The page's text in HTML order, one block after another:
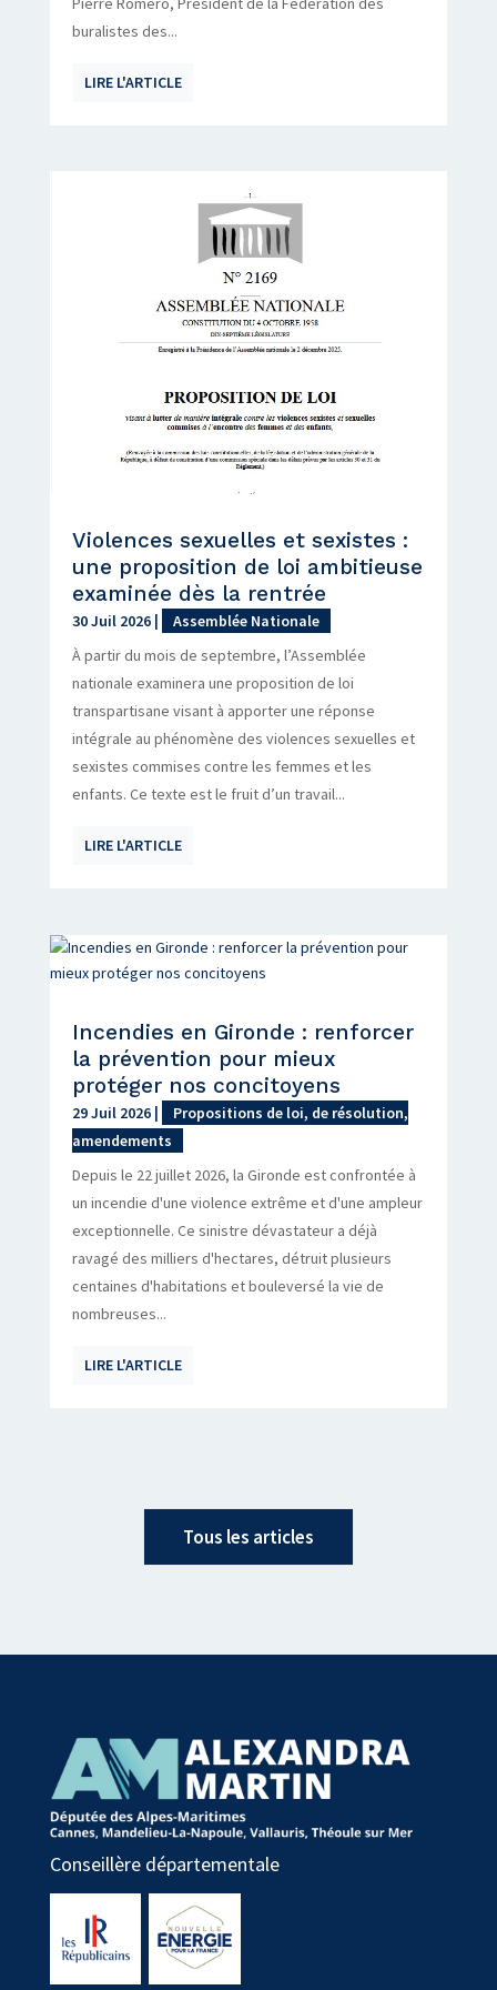
buralistes des...
LIRE L'ARTICLE
Violences sexuelles et sexistes :
une proposition de loi ambitieuse
examinée dès la rentrée
30 Juil 2026|
Assemblée Nationale
À partir du mois de septembre, l’Assemblée
nationale examinera une proposition de loi
transpartisane visant à apporter une réponse
intégrale au phénomène des violences sexuelles et
sexistes commises contre les femmes et les
enfants. Ce texte est le fruit d’un travail...
LIRE L'ARTICLE
Incendies en Gironde : renforcer
la prévention pour mieux
protéger nos concitoyens
29 Juil 2026|
Propositions de loi, de résolution,
amendements
Depuis le 22 juillet 2026, la Gironde est confrontée à
un incendie d'une violence extrême et d'une ampleur
exceptionnelle. Ce sinistre dévastateur a déjà
ravagé des milliers d'hectares, détruit plusieurs
centaines d'habitations et bouleversé la vie de
nombreuses...
LIRE L'ARTICLE
Tous les articles
Conseillère départementale